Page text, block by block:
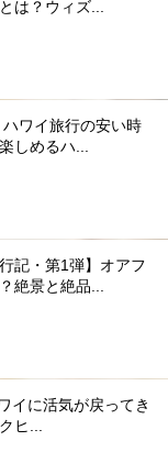
は？ウィズ...
ハワイ旅行の安い時
しめるハ...
記・第1弾】オアフ
絶景と絶品...
イに活気が戻ってき
ヒ...